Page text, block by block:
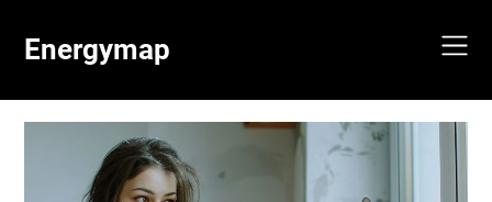
contentEnergymap